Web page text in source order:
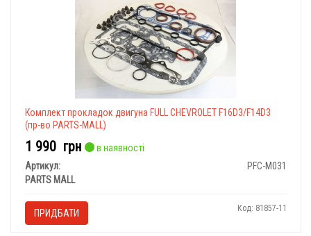
Комплект прокладок двигуна FULL CHEVROLET F16D3/F14D3
(пр-во PARTS-MALL)
1 990 грн
в наявності
Артикул:
PFC-M031
PARTS MALL
ПРИДБАТИ Код: 81857-11